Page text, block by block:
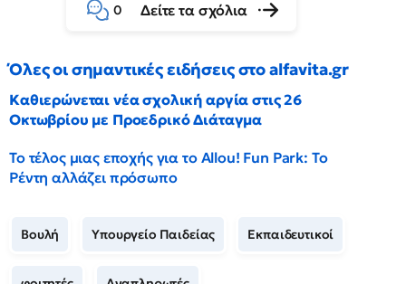
0 Δείτε τα σχόλια
Όλες οι σημαντικές ειδήσεις στο alfavita.gr
Καθιερώνεται νέα σχολική αργία στις 26
Οκτωβρίου με Προεδρικό Διάταγμα
Το τέλος μιας εποχής για το Allou! Fun Park: Το
Ρέντη αλλάζει πρόσωπο
Βουλή Υπουργείο Παιδείας Εκπαιδευτικοί